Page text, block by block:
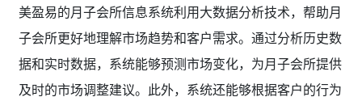
美盈易的月子会所信息系统利用大数据分析技术，帮助月
子会所更好地理解市场趋势和客户需求。通过分析历史数
据和实时数据，系统能够预测市场变化，为月子会所提供
及时的市场调整建议。此外，系统还能够根据客户的行为